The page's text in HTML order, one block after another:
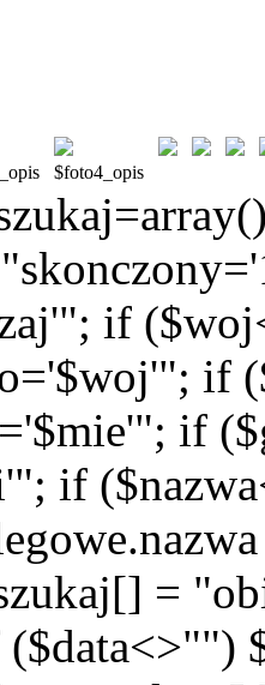
$foto4_opis
if
if
if
if
=